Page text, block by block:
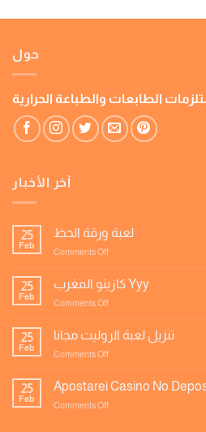
حول
الطابعات والطباعة الحرارية
آخر الأخبار
25
Feb
لعبة ورقة الحظ
Comments Offon
ورقة
الحظ
25
Feb
كازينو المغرب Yyy
Comments Offon
المغرب
Yyy
25
Feb
تنزيل لعبة الروليت مجانا
Comments Offon
لعبة
25
Feb
Apostarei Casino No
Comments Offon